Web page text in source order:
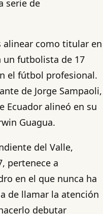
serie de
alinear como titular en
futbolista de 17
el fútbol profesional.
de Jorge Sampaoli,
Ecuador alineó en su
Guagua.
del Valle,
pertenece a
en el que nunca ha
de llamar la atención
debutar